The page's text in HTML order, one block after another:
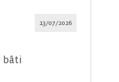
13/07/2026
bâti